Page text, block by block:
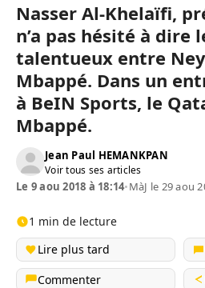
Nasser Al-Khelaïfi,
n’a pas hésité à dire
talentueux entre
Mbappé. Dans un
à BeIN Sports, le
Mbappé.
Jean Paul HEMANKPAN
Voir tous ses articles
Le 9 aou 2018 à 18:14•MàJ le 29 aou
1 min de lecture
Lire plus tard
Commenter